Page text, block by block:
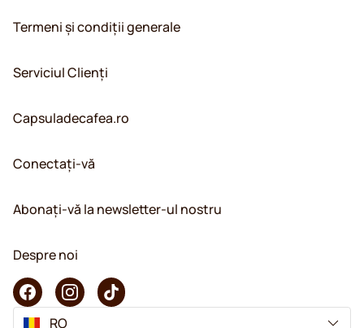
Termeni și condiții generale
Serviciul Clienți
Capsuladecafea.ro
Conectați-vă
Abonați-vă la newsletter-ul nostru
Despre noi
RO